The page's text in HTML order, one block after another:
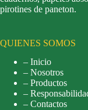
pirotines de paneton.
QUIENES SOMOS
– Inicio
– Nosotros
– Productos
–
– Contactos